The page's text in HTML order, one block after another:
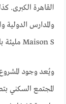
القاهرة الكبرى.
والمدارس الدولية
Maison S مليئة بالحيوية والرفاهية دون الحاجة إلى مغادرة المنطقة.
المجتمع السكني